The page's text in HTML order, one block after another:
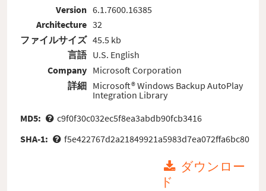
Version
Architecture
ファイルサイズ
言語
Company
詳細
6.1.7600.16385
32
45.5 kb
U.S. English
Microsoft Corporation
Microsoft® Windows Backup AutoPlay
Integration Library
MD5:
c9f0f30c032ec5f8ea3abdb90fcb3416
SHA-1:
f5e422767d2a21849921a5983d7ea072ffa6bc80
ダウンロー
ド